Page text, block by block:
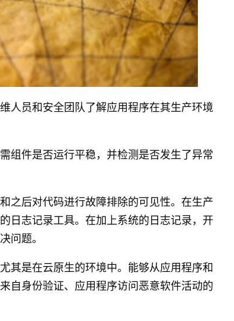
人员和安全团队了解应用程序在其生产环境
组件是否运行平稳，并检测是否发生了异常
之后对代码进行故障排除的可见性。在生产
日志记录工具。在加上系统的日志记录，开
问题。
其是在云原生的环境中。能够从应用程序和
自身份验证、应用程序访问恶意软件活动的